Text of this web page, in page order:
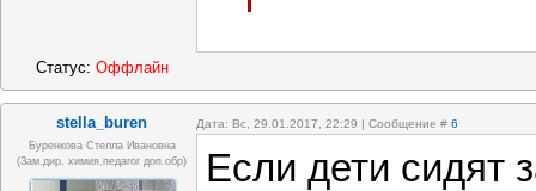
работу на
Статус: Оффлайн
stella_buren Дата: Вс, 29.01.2017, 22:29 | Сообщение # 6
Буренкова Стелла Ивановна
(зам.дир, химия,педагог доп.обр)
Если дети сидят